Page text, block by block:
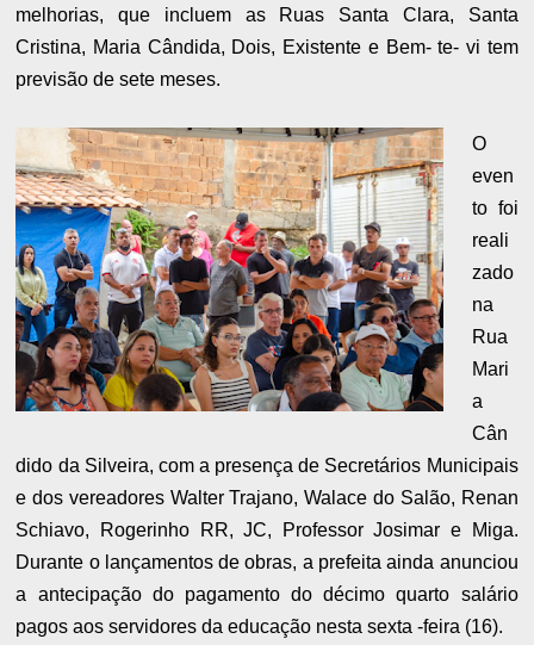
melhorias, que incluem as Ruas Santa Clara, Santa
Cristina, Maria Cândida, Dois, Existente e Bem- te- vi tem
previsão de sete meses.
O
even
to foi
reali
zado
na
Rua
Mari
a
Cân
dido da Silveira, com a presença de Secretários Municipais
e dos vereadores Walter Trajano, Walace do Salão, Renan
Schiavo, Rogerinho RR, JC, Professor Josimar e Miga.
Durante o lançamentos de obras, a prefeita ainda anunciou
a antecipação do pagamento do décimo quarto salário
pagos aos servidores da educação nesta sexta -feira (16).